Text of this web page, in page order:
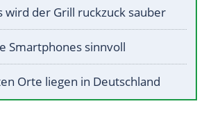
wird der Grill ruckzuck sauber
Smartphones sinnvoll
Orte liegen in Deutschland